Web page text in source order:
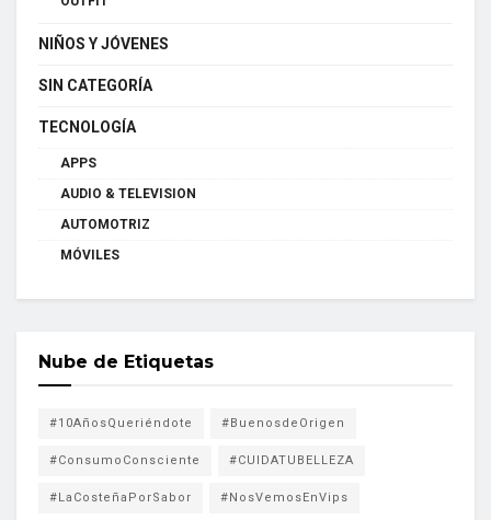
NIÑOS Y JÓVENES
SIN CATEGORÍA
TECNOLOGÍA
APPS
AUDIO & TELEVISION
AUTOMOTRIZ
MÓVILES
Nube de Etiquetas
#10AñosQueriéndote #BuenosdeOrigen
#ConsumoConsciente #CUIDATUBELLEZA
#LaCosteñaPorSabor #NosVemosEnVips